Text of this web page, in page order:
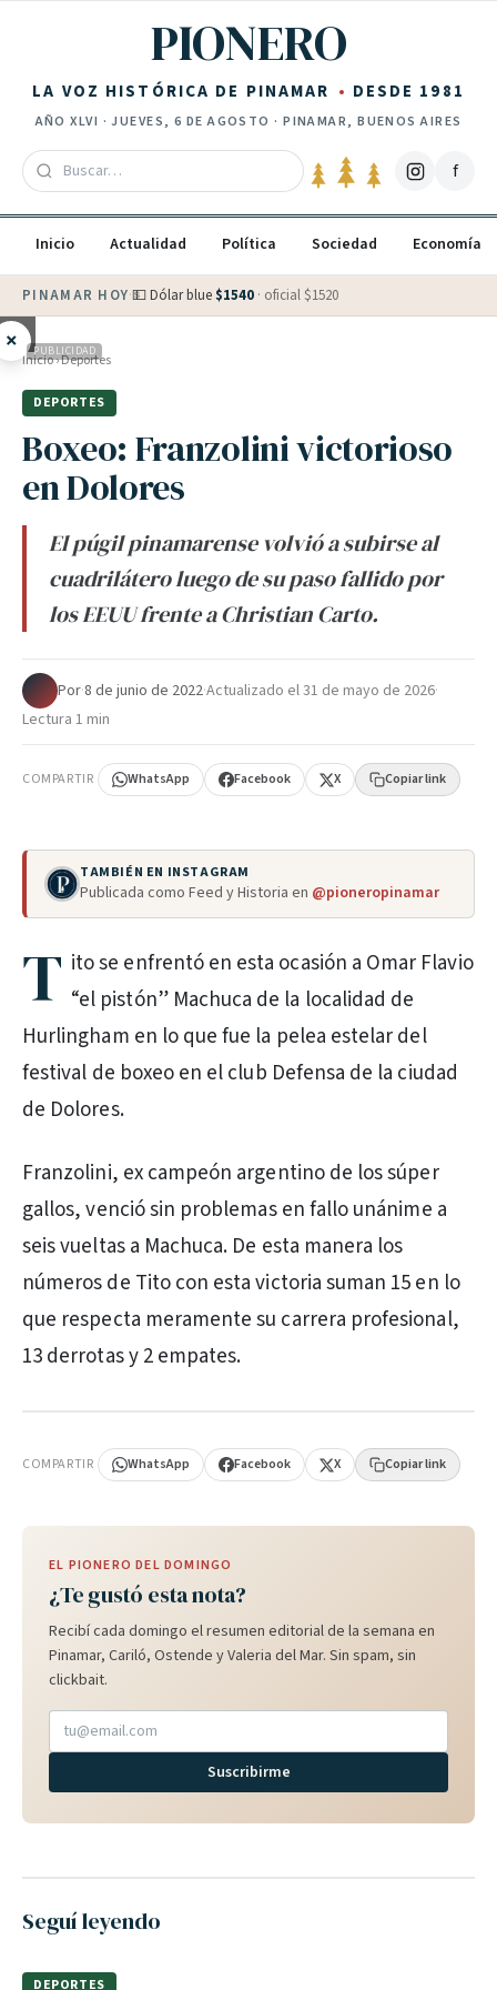
PIONERO
LA VOZ HISTÓRICA DE PINAMAR DESDE 1981
AÑOXLVI ·JUEVES, 6 DE AGOSTO · PINAMAR, BUENOS AIRES
f
Inicio Actualidad Política Sociedad Economía
PINAMAR HOY·💵 Dólar blue $1540 · oficial $1520
× PUBLICIDAD
Inicio›Deportes
DEPORTES
Boxeo: Franzolini victorioso
en Dolores
El púgil pinamarense volvió a subirse al
cuadrilátero luego de su paso fallido por
los EEUU frente a Christian Carto.
Por·8 de junio de 2022·Actualizado el31 de mayo de 2026·
Lectura 1 min
COMPARTIR WhatsApp Facebook X Copiar link
TAMBIÉN EN INSTAGRAM
Publicada como Feed y Historia en @pioneropinamar
T ito se enfrentó en esta ocasión a Omar Flavio
“el pistón” Machuca de la localidad de
Hurlingham en lo que fue la pelea estelar del
festival de boxeo en el club Defensa de la ciudad
de Dolores.
Franzolini, ex campeón argentino de los súper
gallos, venció sin problemas en fallo unánime a
seis vueltas a Machuca. De esta manera los
números de Tito con esta victoria suman 15 en lo
que respecta meramente su carrera profesional,
13 derrotas y 2 empates.
COMPARTIR WhatsApp Facebook X Copiar link
EL PIONERO DEL DOMINGO
¿Te gustó esta nota?
Recibí cada domingo el resumen editorial de la semana en
Pinamar, Cariló, Ostende y Valeria del Mar. Sin spam, sin
clickbait.
Suscribirme
Seguí leyendo
DEPORTES